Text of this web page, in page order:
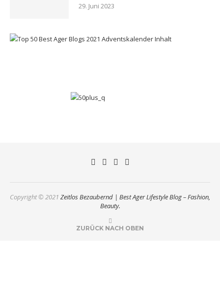
29. Juni 2023
Copyright © 2021 Zeitlos Bezaubernd | Best Ager Lifestyle Blog – Fashion,
Beauty.
ZURÜCK NACH OBEN